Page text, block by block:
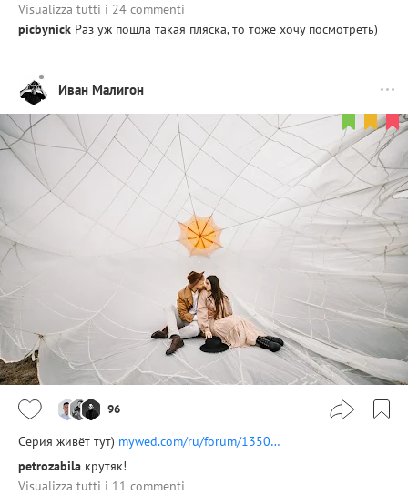
Visualizza tutti i 24 commenti
picbynick Раз уж пошла такая пляска, то тоже хочу посмотреть)
Иван Малигон
96
Серия живёт тут) mywed.com/ru/forum/1350…
petrozabila крутяк!
Visualizza tutti i 11 commenti